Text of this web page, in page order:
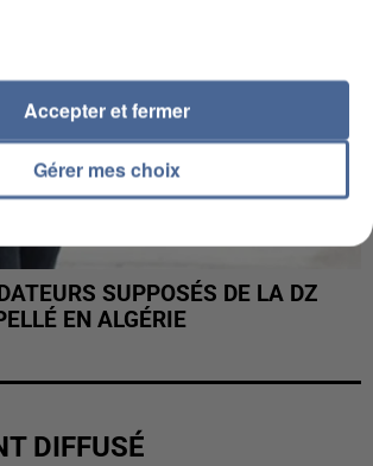
SUPPOSÉS DE LA DZ
EN ALGÉRIE
DIFFUSÉ
Gérer mes choix
Accepter et fermer